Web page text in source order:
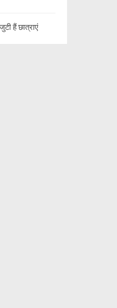
हैं छात्राएं